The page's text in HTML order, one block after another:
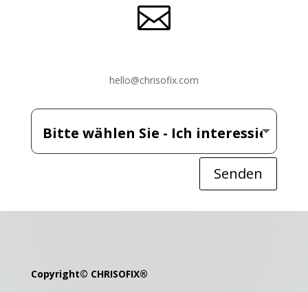

hello@chrisofix.com
Senden
Copyright© CHRISOFIX®